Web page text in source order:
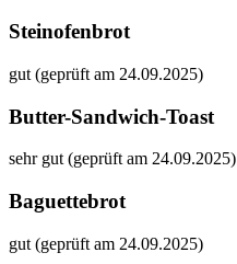
Steinofenbrot
gut (geprüft am 24.09.2025)
Butter-Sandwich-Toast
sehr gut (geprüft am 24.09.2025)
Baguettebrot
gut (geprüft am 24.09.2025)